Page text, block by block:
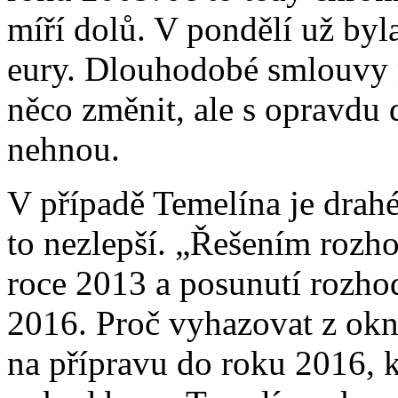
míří dolů. V pondělí už
eury. Dlouhodobé
něco změnit, ale s
nehnou.
V případě Temelína je
to nezlepší. „Řešením
roce 2013 a posunutí
2016. Proč vyhazovat z
na přípravu do roku 2016,